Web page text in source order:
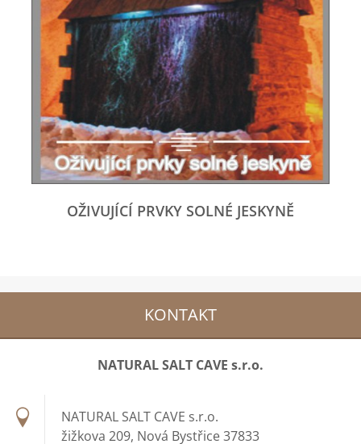
OŽIVUJÍCÍ PRVKY SOLNÉ JESKYNĚ
KONTAKT
NATURAL SALT CAVE s.r.o.
NATURAL SALT CAVE s.r.o.
žižkova 209, Nová Bystřice 37833